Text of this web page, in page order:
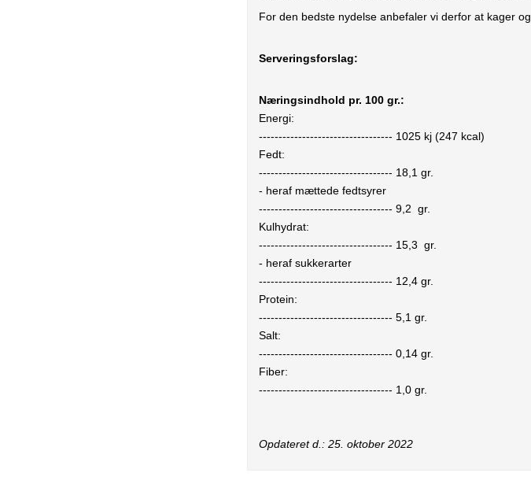
For den bedste nydelse anbefaler vi derfor at kager
Serveringsforslag:
Næringsindhold pr. 100 gr.:
Energi:
---------------------------------- 1025 kj (247 kcal)
Fedt:
---------------------------------- 18,1 gr.
- heraf mættede fedtsyrer
----------------------------------9,2 gr.
Kulhydrat:
---------------------------------- 15,3 gr.
- heraf sukkerarter
---------------------------------- 12,4 gr.
Protein:
----------------------------------5,1 gr.
Salt:
----------------------------------0,14 gr.
Fiber:
---------------------------------- 1,0 gr.
Opdateret d.:25. oktober 2022